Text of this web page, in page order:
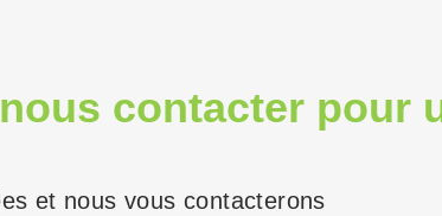
contacter pour
et nous vous contacterons